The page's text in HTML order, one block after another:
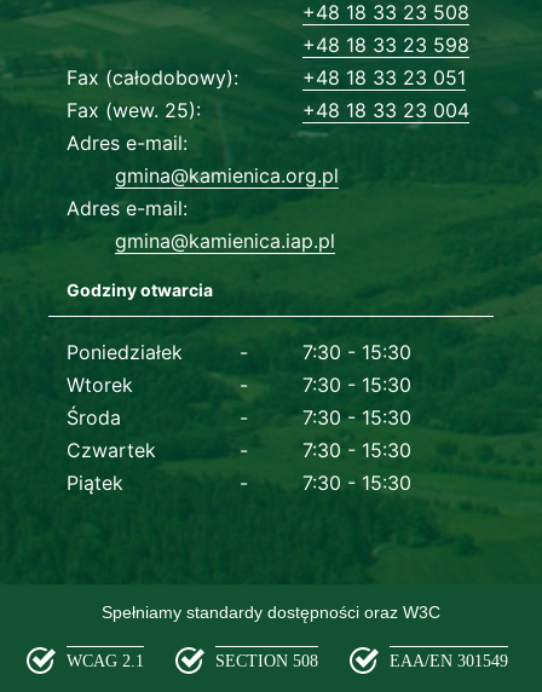
+48 18 33 23 508
+48 18 33 23 598
Fax (całodobowy)
+48 18 33 23 051
Fax (wew. 25)
+48 18 33 23 004
Adres e-mail
gmina@kamienica.org.pl
Adres e-mail
gmina@kamienica.iap.pl
Godziny otwarcia
Dane kontaktowe
Poniedziałek
7:30 - 15:30
Wtorek
7:30 - 15:30
Środa
7:30 - 15:30
Czwartek
7:30 - 15:30
Piątek
7:30 - 15:30
Spełniamy standardy dostępności oraz W3C
WCAG 2.1 SECTION 508 EAA/EN 301549